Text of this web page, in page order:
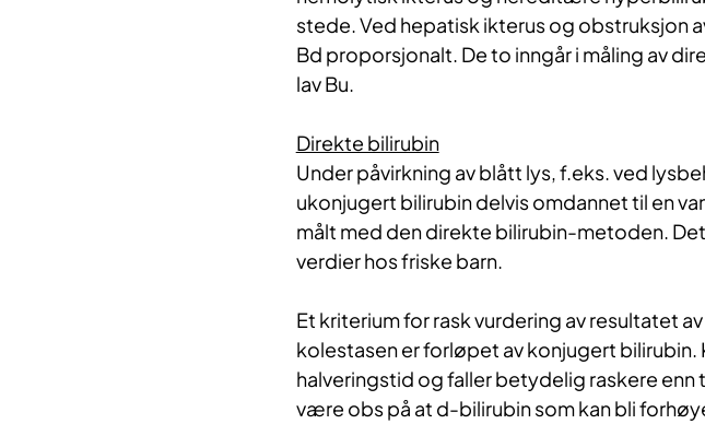
stede. Ved hepatisk ikterus og obstruksjon
Bd proporsjonalt. De to inngår i måling av
lav Bu.
Direkte bilirubin
Under påvirkning av blått lys, f.eks. ved
ukonjugert bilirubin delvis omdannet til en
målt med den direkte bilirubin-metoden.
verdier hos friske barn.
Et kriterium for rask vurdering av resultatet
kolestasen er forløpet av konjugert bilirubin.
halveringstid og faller betydelig raskere enn
være obs på at d-bilirubin som kan bli